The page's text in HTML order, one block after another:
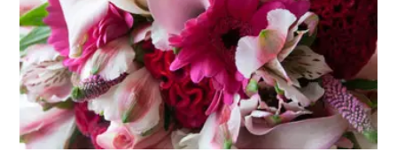
bepalen welke stijl, producten en diensten aansluiten bij
jullie wensen.
Ontmoet trouwspecialisten uit Het
Groene Hart
Tijdens de trouwbeurs zijn verschillende